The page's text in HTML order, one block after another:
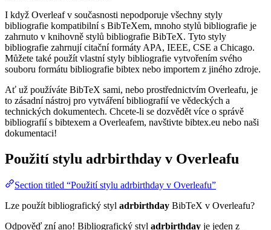
I když Overleaf v současnosti nepodporuje všechny styly
bibliografie kompatibilní s BibTeXem, mnoho stylů bibliografie je
zahrnuto v knihovně stylů bibliografie BibTeX. Tyto styly
bibliografie zahrnují citační formáty APA, IEEE, CSE a Chicago.
Můžete také použít vlastní styly bibliografie vytvořením svého
souboru formátu bibliografie bibtex nebo importem z jiného zdroje.
Ať už používáte BibTeX sami, nebo prostřednictvím Overleafu, je
to zásadní nástroj pro vytváření bibliografií ve vědeckých a
technických dokumentech. Chcete-li se dozvědět více o správě
bibliografií s bibtexem a Overleafem, navštivte bibtex.eu nebo naši
dokumentaci!
Použití stylu adrbirthday v Overleafu
Section titled “Použití stylu adrbirthday v Overleafu”
Lze použít bibliografický styl adrbirthday BibTeX v Overleafu?
Odpověď zní ano! Bibliografický styl adrbirthday je jeden z